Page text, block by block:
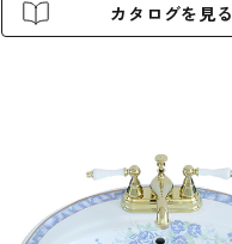
カタログを見る